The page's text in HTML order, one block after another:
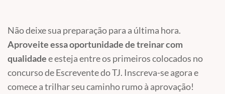
Não deixe sua preparação para a última hora.
Aproveite essa oportunidade de treinar com
qualidadee esteja entre os primeiros colocados no
concurso de Escrevente do TJ. Inscreva-se agora e
comece a trilhar seu caminho rumo à aprovação!